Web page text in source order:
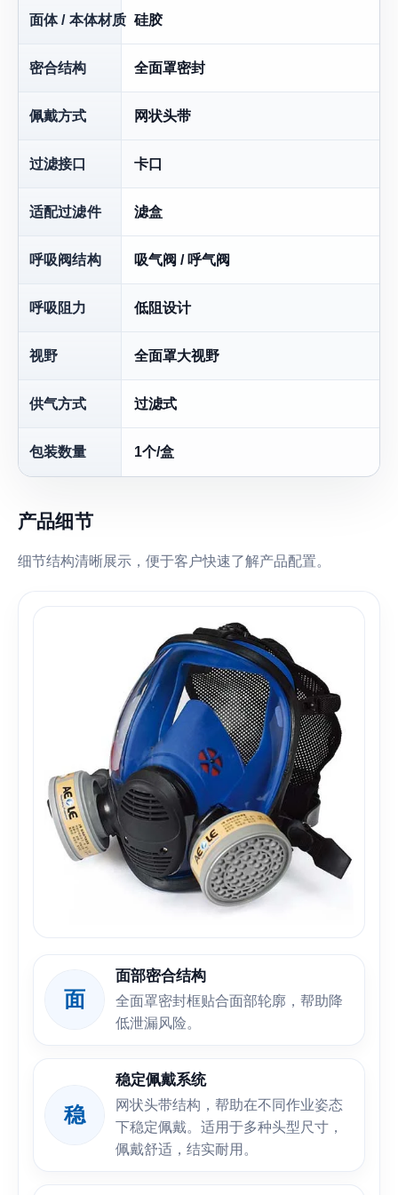
面体 / 本体材质 硅胶
密合结构 全面罩密封
佩戴方式 网状头带
过滤接口 卡口
适配过滤件 滤盒
呼吸阀结构 吸气阀 / 呼气阀
呼吸阻力 低阻设计
视野 全面罩大视野
供气方式 过滤式
包装数量 1个/盒
产品细节
细节结构清晰展示，便于客户快速了解产品配置。
面
面部密合结构
全面罩密封框贴合面部轮廓，帮助降
低泄漏风险。
稳
稳定佩戴系统
网状头带结构，帮助在不同作业姿态
下稳定佩戴。适用于多种头型尺寸，
佩戴舒适，结实耐用。